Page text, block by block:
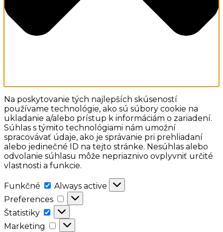
Na poskytovanie tých najlepších skúseností
používame technológie, ako sú súbory cookie na
ukladanie a/alebo prístup k informáciám o zariadení.
Súhlas s týmito technológiami nám umožní
spracovávať údaje, ako je správanie pri prehliadaní
alebo jedinečné ID na tejto stránke. Nesúhlas alebo
odvolanie súhlasu môže nepriaznivo ovplyvniť určité
vlastnosti a funkcie.
Funkčné Funkčné
Always active
Preferences
Preferences
Štatistiky
Štatistiky
Marketing
Marketing